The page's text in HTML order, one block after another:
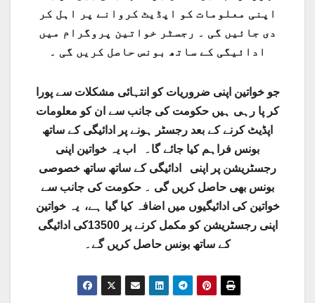
اپنی معلومات کو اپڈیٹ کروانے پر اہل کر
دی جائیں گی ۔ رجسٹر خواتین پروگرام میں
ادائیگی کے ساتھ بونس حاصل کریں گی ۔
جو خواتین اپنی ضروریات کو انتہائی مشکلات سے پورا
کر پا رہی ہیں حکومت کی جانب سے ان کو معلومات
اپڈیٹ کرنے کے بعد رجسٹر ہونے پر ادائیگی کے ساتھ
بونس فراہم کیا جائے گا۔ اب یہ خواتین اپنی
رجسٹریشن پر اپنی ادائیگی کے ساتھ ساتھ خصوصی
بونس بھی حاصل کریں گی ۔ حکومت کی جانب سے
خواتین کی ادائیگیوں میں اضافہ کیا گیا ہے، یہ خواتین
اپنی رجسٹریشن کو مکمل کرنے پر 13500کی ادائیگی
کے ساتھ بونس حاصل کریں گے۔